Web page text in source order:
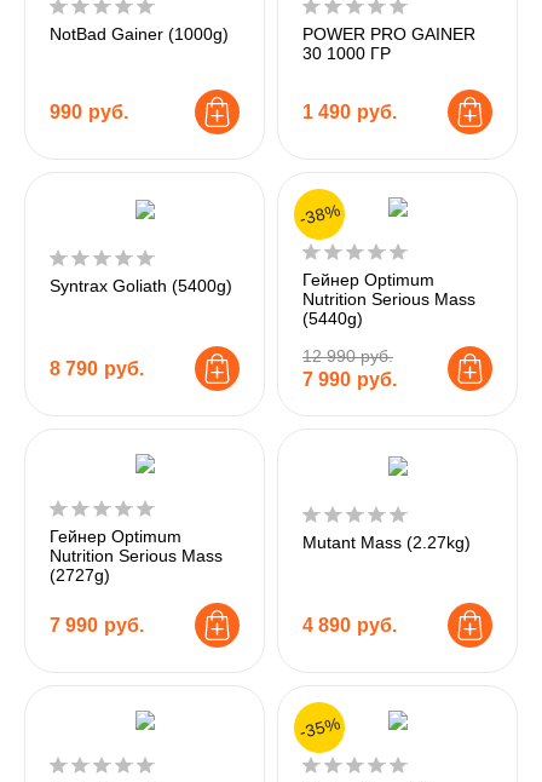
NotBad Gainer (1000g)
990 руб.
POWER PRO GAINER
30 1000 ГР
1 490 руб.
Syntrax Goliath (5400g)
8 790 руб.
Гейнер Optimum
Nutrition Serious Mass
(5440g)
12 990 руб.
7 990 руб.
-38%
Гейнер Optimum
Nutrition Serious Mass
(2727g)
7 990 руб.
Mutant Mass (2.27kg)
4 890 руб.
-35%